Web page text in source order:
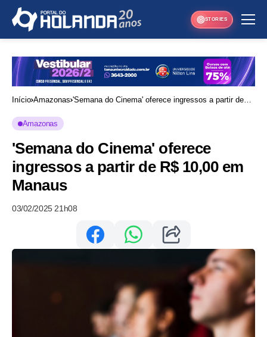
STORIES
Início Amazonas 'Semana do Cinema' oferece ingressos a partir de
Amazonas
'Semana do Cinema' oferece
ingressos a partir de R$ 10,00 em
Manaus
03/02/2025 21h08